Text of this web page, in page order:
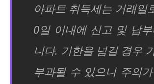
아파트 취득세는 거래일
0일 이내에 신고 및 납
니다. 기한을 넘길 경우
부과될 수 있으니 주의